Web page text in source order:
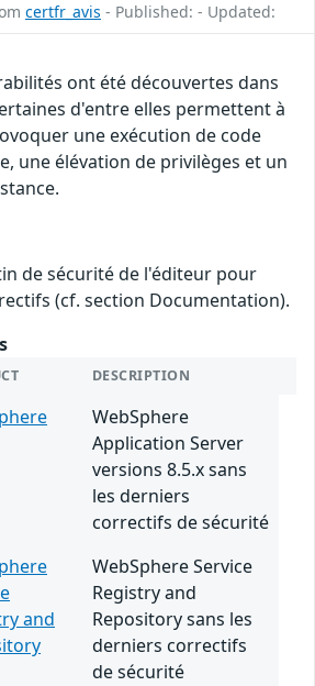
certfr_avis - Published: - Updated:
ont été découvertes dans
d'entre elles permettent à
une exécution de code
une élévation de privilèges et un
de sécurité de l'éditeur pour
(cf. section Documentation).
DESCRIPTION
WebSphere
Application Server
versions 8.5.x sans
les derniers
correctifs de sécurité
and
WebSphere Service
Registry and
Repository sans les
derniers correctifs
de sécurité